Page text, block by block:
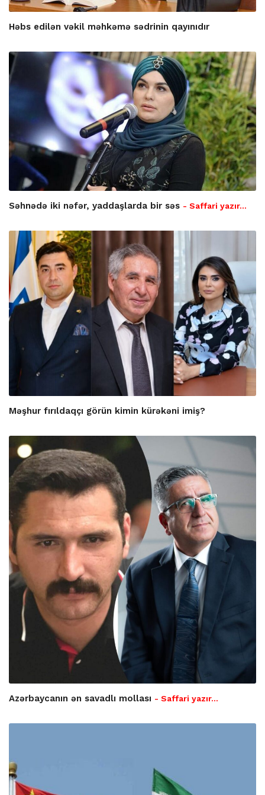
Həbs edilən vəkil məhkəmə sədrinin qayınıdır
Səhnədə iki nəfər, yaddaşlarda bir səs - Saffari yazır…
Məşhur fırıldaqçı görün kimin kürəkəni imiş?
Azərbaycanın ən savadlı mollası - Saffari yazır…